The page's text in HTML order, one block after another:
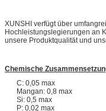
XUNSHI verfügt über
Hochleistungslegierungen an
unsere Produktqualität und
Chemische
C: 0,05 max
Mangan: 0,8 max
Si: 0,5 max
P: 0,02 max